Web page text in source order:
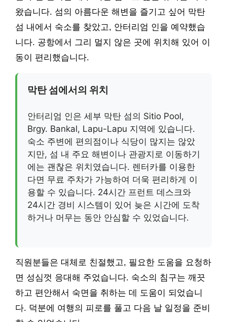
왔습니다. 섬의 아름다운 해변을 즐기고 싶어 막탄
섬 내에서 숙소를 찾았고, 안터리엄 인을 예약했습
니다. 공항에서 그리 멀지 않은 곳에 위치해 있어 이
동이 편리했습니다.
막탄 섬에서의 위치
안터리엄 인은 세부 막탄 섬의 Sitio Pool,
Brgy. Bankal, Lapu-Lapu 지역에 있습니다.
숙소 주변에 편의점이나 식당이 많지는 않았
지만, 섬 내 주요 해변이나 관광지로 이동하기
에는 괜찮은 위치였습니다. 렌터카를 이용한
다면 무료 주차가 가능하여 더욱 편리하게 이
용할 수 있습니다. 24시간 프런트 데스크와
24시간 경비 시스템이 있어 늦은 시간에 도착
하거나 머무는 동안 안심할 수 있었습니다.
직원분들은 대체로 친절했고, 필요한 도움을 요청하
면 성심껏 응대해 주었습니다. 숙소의 침구는 깨끗
하고 편안해서 숙면을 취하는 데 도움이 되었습니
다. 덕분에 여행의 피로를 풀고 다음 날 일정을 준비